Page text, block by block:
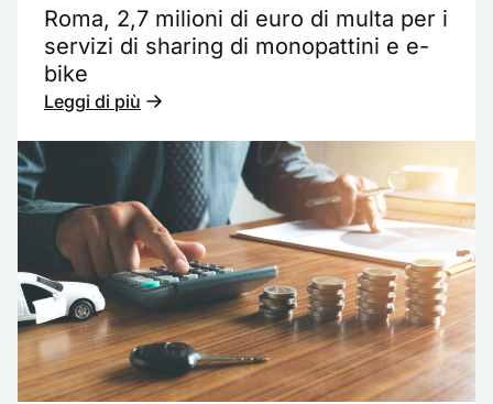
Roma, 2,7 milioni di euro di multa per i
servizi di sharing di monopattini e e-
bike
Leggi di più